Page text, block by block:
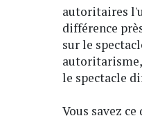
autoritaires
différence
sur le
le spectacle
Vous savez